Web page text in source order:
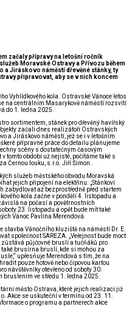
začaly přípravy na letošní ročník
Moravské Ostravy a Přívozu během
Jiráskovo náměstí dřevěné stánky, ty
připravovat, aby se v nich koncem
Vyhlídkového kola. Ostravské Vánoce letos
na centrálním Masarykově náměstí rozsvítí
do 1. ledna 2025.
sortimentem, stánek pro dřevěný havířský
začali dnes realizátoři Ostravských
a Jiráskovo náměstí, jež se i v letošním
přípravné práce do detailu plánujeme
scény s dostatečným časovým
tomto období už nejisté, počítáme také s
Černou louku, s.r.o. Jiří Šimon.
služeb městského obvodu Moravská
jejich připojení na elektřinu. „Stánkoví
zabydlovat až bezprostředně před startem
kola začne v pondělí 4. listopadu a
na počasí a povětrnostních
23. listopadu a opět bude mít také
Vánoc Pavlína Merendová.
stavba Vánočního kluziště na náměstí Dr. E.
společnost SAREZA. „Veřejnost bude moct
půjčovné bruslí a tučňáků pro
brusírna bruslí, kde si mohou za
upřesňuje Merendová s tím, že na
pouze hotově nebo čipovou kartou
návštěvníky otevřeno od soboty 30.
bruslením ve středu 1. ledna 2025.
město Ostrava, které jejich realizaci již
Akce se uskuteční v termínu od 23. 11.
o programu a partnerech akce